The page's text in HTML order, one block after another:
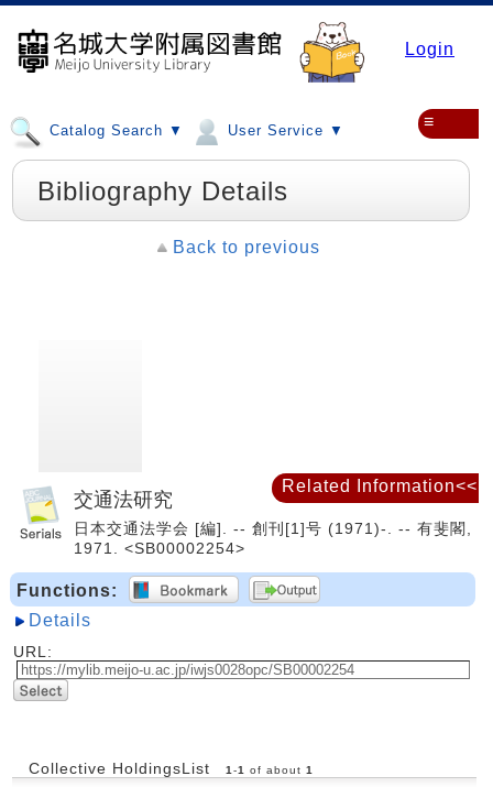
Login
Catalog Search ▼ User Service ▼ ≡
Bibliography Details
Back to previous
交通法研究
日本交通法学会 [編]. -- 創刊[1]号 (1971)-. -- 有斐閣,
1971. <SB00002254>
Functions:
Details
URL:
Collective HoldingsList 1 -1 of about 1
Related Information<<